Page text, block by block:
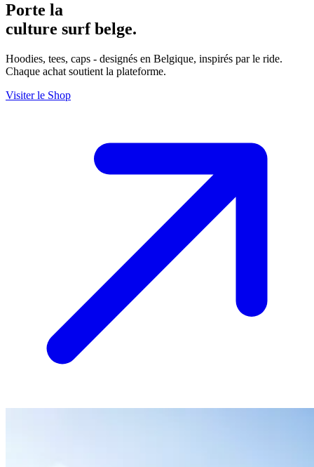
Porte la
culture surf belge.
Hoodies, tees, caps - designés en Belgique, inspirés par le ride.
Chaque achat soutient la plateforme.
Visiter le Shop